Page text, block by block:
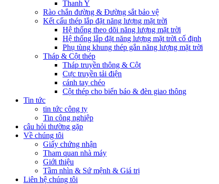
Thanh Y
Rào chắn đường & Đường sắt bảo vệ
Kết cấu thép lắp đặt năng lượng mặt trời
Hệ thống theo dõi năng lượng mặt trời
Hệ thống lắp đặt năng lượng mặt trời cố định
Phụ tùng khung thép gắn năng lượng mặt trời
Tháp & Cột thép
Tháp truyền thông & Cột
Cực truyền tải điện
cánh tay chéo
Cột thép cho biển báo & đèn giao thông
Tin tức
tin tức công ty
Tin công nghiệp
câu hỏi thường gặp
Về chúng tôi
Giấy chứng nhận
Tham quan nhà máy
Giới thiệu
Tầm nhìn & Sứ mệnh & Giá trị
Liên hệ chúng tôi